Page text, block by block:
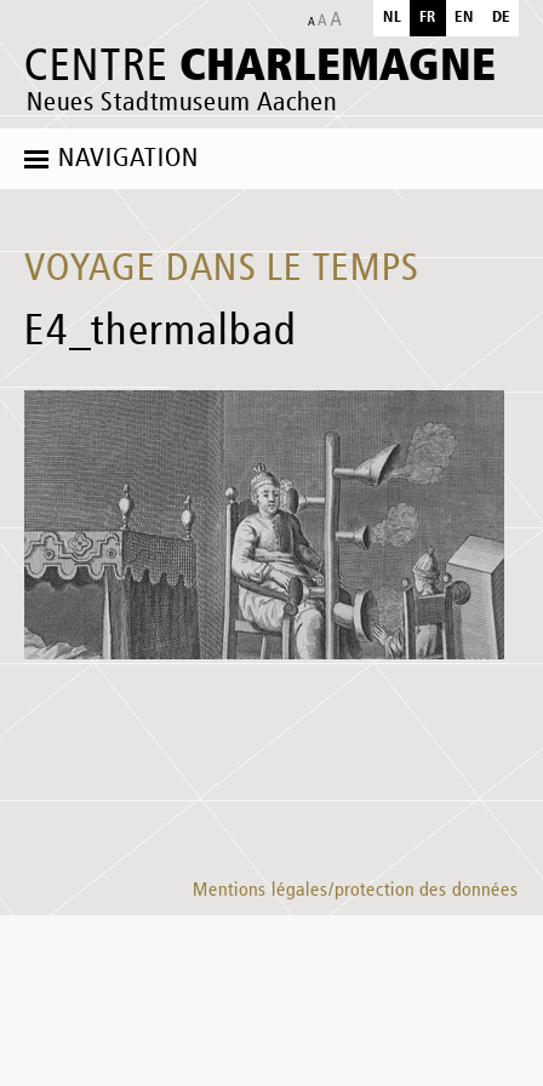
CENTRE CHARLEMAGNE
Neues Stadtmuseum Aachen
NL FR EN DE
NAVIGATION
VOYAGE DANS LE TEMPS
E4_thermalbad
Mentions légales/protection des données